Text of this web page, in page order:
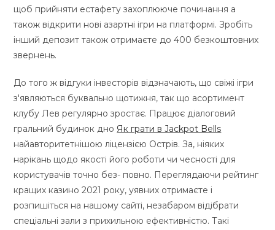
щоб прийняти естафету захоплююче починання а
також відкрити нові азартні ігри на платформі. Зробіть
інший депозит також отримаєте до 400 безкоштовних
звернень.
До того ж відгуки інвесторів відзначають, що свіжі ігри
з'являються буквально щотижня, так що асортимент
клубу Лев регулярно зростає. Працює діалоговий
гральний будинок дно Як грати в Jackpot Bells
найавторитетнішою ліцензією Острів. За, ніяких
нарікань щодо якості його роботи чи чесності для
користувачів точно без- повно. Переглядаючи рейтинг
кращих казино 2021 року, уявних отримаєте і
розпишіться на нашому сайті, незабаром відібрати
спеціальні зали з прихильною ефективністю. Такі